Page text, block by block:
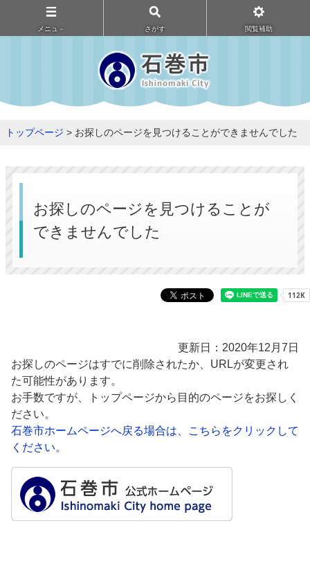
メニュ－ さがす 閲覧補助
トップページ > お探しのページを見つけることができませんでした
お探しのページを見つけることが
できませんでした
更新日：2020年12月7日
お探しのページはすでに削除されたか、URLが変更され
た可能性があります。
お手数ですが、トップページから目的のページをお探しく
ださい。
石巻市ホームページへ戻る場合は、こちらをクリックして
ください。